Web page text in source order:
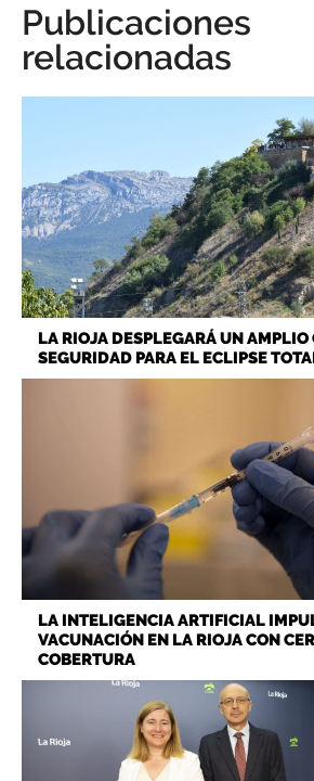
Publicaciones
relacionadas
LA RIOJA DESPLEGARÁ UN AMPLIO
SEGURIDAD PARA EL ECLIPSE
LA INTELIGENCIA ARTIFICIAL
VACUNACIÓN EN LA RIOJA CON
COBERTURA